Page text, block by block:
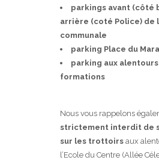
parkings avant (côté
arrière (coté Police) de
communale
parking Place du
parking aux alentours
formations
Nous vous rappelons
strictement interdit de
sur les trottoirs aux
l’Ecole du Centre (Allée